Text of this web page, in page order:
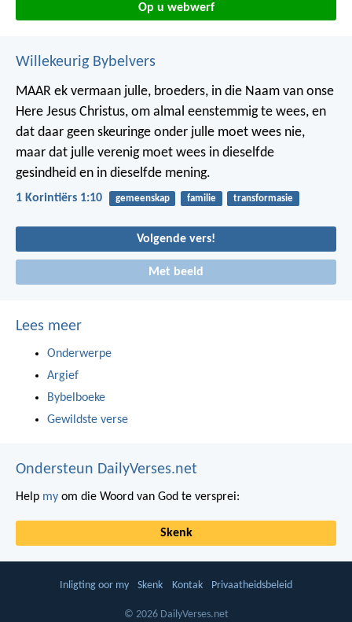
Op u webwerf
Willekeurig Bybelvers
MAAR ek vermaan julle, broeders, in die Naam van onse
Here Jesus Christus, om almal eenstemmig te wees, en
dat daar geen skeuringe onder julle moet wees nie,
maar dat julle verenig moet wees in dieselfde
gesindheid en in dieselfde mening.
1 Korintiërs 1:10 gemeenskap familie transformasie
Volgende vers!
Met beeld
Lees meer
Onderwerpe
Argief
Bybelboeke
Gewildste verse
Ondersteun DailyVerses.net
Help my om die Woord van God te versprei:
Skenk
Inligting oor my Skenk Kontak Privaatheidsbeleid
© 2026 DailyVerses.net